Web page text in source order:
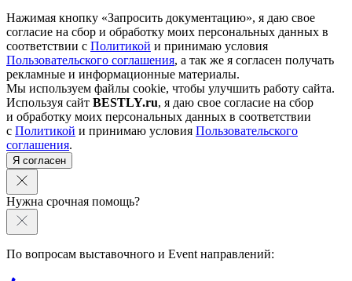
Нажимая кнопку «Запросить документацию», я даю свое
согласие на сбор и обработку моих персональных данных в
соответствии с Политикой и принимаю условия
Пользовательского соглашения, а так же я согласен получать
рекламные и информационные материалы.
Мы используем файлы cookie, чтобы улучшить работу сайта.
Используя сайт BESTLY.ru, я даю свое согласие на сбор
и обработку моих персональных данных в соответствии
с Политикой и принимаю условия Пользовательского
соглашения.
Я согласен
Нужна срочная помощь?
По вопросам выставочного и Event направлений: